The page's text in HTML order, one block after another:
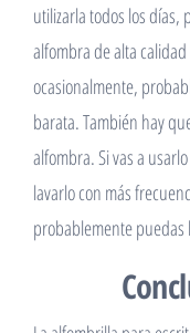
utilizarla todos los
alfombra de alta
ocasionalmente,
barata. También hay
alfombra. Si vas a
lavarlo con más
probablemente puedas